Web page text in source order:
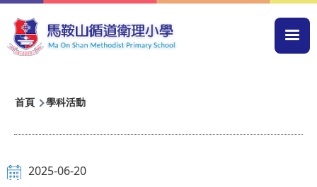
移至主內容
導
連
結
首頁 學科活動
2025-06-20